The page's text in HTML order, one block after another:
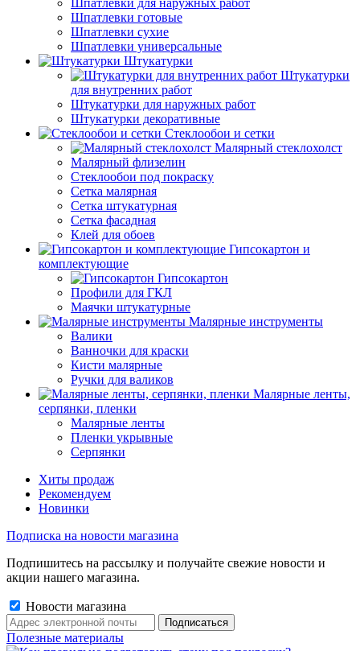
Шпатлевки для наружных работ
Шпатлевки готовые
Шпатлевки сухие
Шпатлевки универсальные
Штукатурки
Штукатурки
для внутренних работ
Штукатурки для наружных работ
Штукатурки декоративные
Стеклообои и сетки
Малярный стеклохолст
Малярный флизелин
Стеклообои под покраску
Сетка малярная
Сетка штукатурная
Сетка фасадная
Клей для обоев
Гипсокартон и
комплектующие
Гипсокартон
Профили для ГКЛ
Маячки штукатурные
Малярные инструменты
Валики
Ванночки для краски
Кисти малярные
Ручки для валиков
Малярные ленты,
серпянки, пленки
Малярные ленты
Пленки укрывные
Серпянки
Хиты продаж
Рекомендуем
Новинки
Подписка на новости магазина
Подпишитесь на рассылку и получайте свежие новости и
акции нашего магазина.
Новости магазина
Полезные материалы